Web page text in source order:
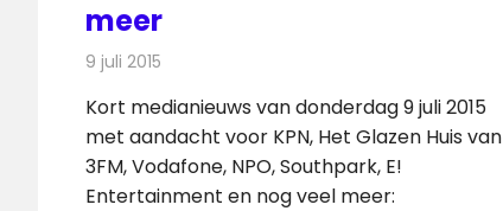
meer
9 juli 2015
Kort medianieuws van donderdag 9 juli 2015
met aandacht voor KPN, Het Glazen Huis van
3FM, Vodafone, NPO, Southpark, E!
Entertainment en nog veel meer: